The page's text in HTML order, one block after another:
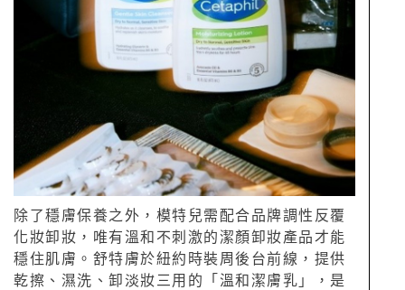
除了穩膚保養之外，模特兒需配合品牌調性反覆
化妝卸妝，唯有溫和不刺激的潔顏卸妝產品才能
穩住肌膚。舒特膚於紐約時裝周後台前線，提供
乾擦、濕洗、卸淡妝三用的「溫和潔膚乳」，是